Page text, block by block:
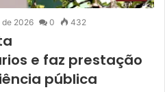
de 2026 0 432
e faz prestação
pública